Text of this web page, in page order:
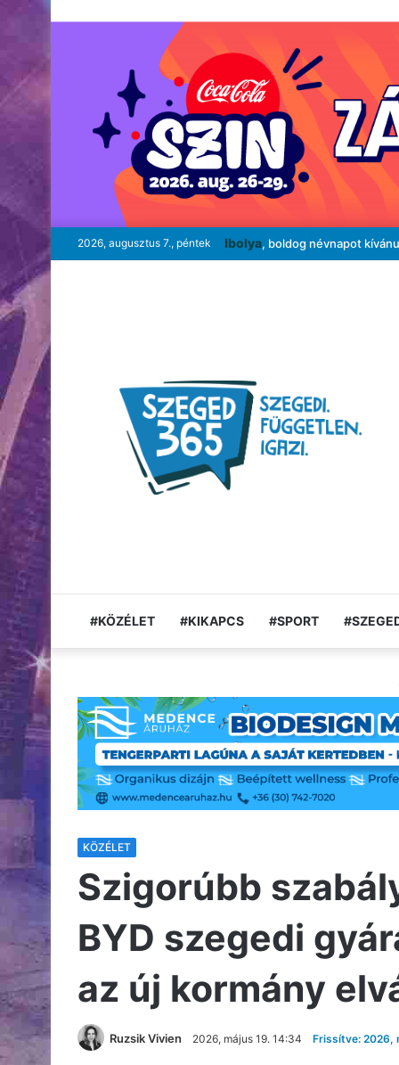
2026, augusztus 7., péntek Ibolya, boldog névnapot
#KÖZÉLET #KIKAPCS #SPORT
KÖZÉLET
Szigorúbb
BYD szegedi
az új kormány
Ruzsik Vivien 2026, május 19. 14:34 Frissítve: 2026,